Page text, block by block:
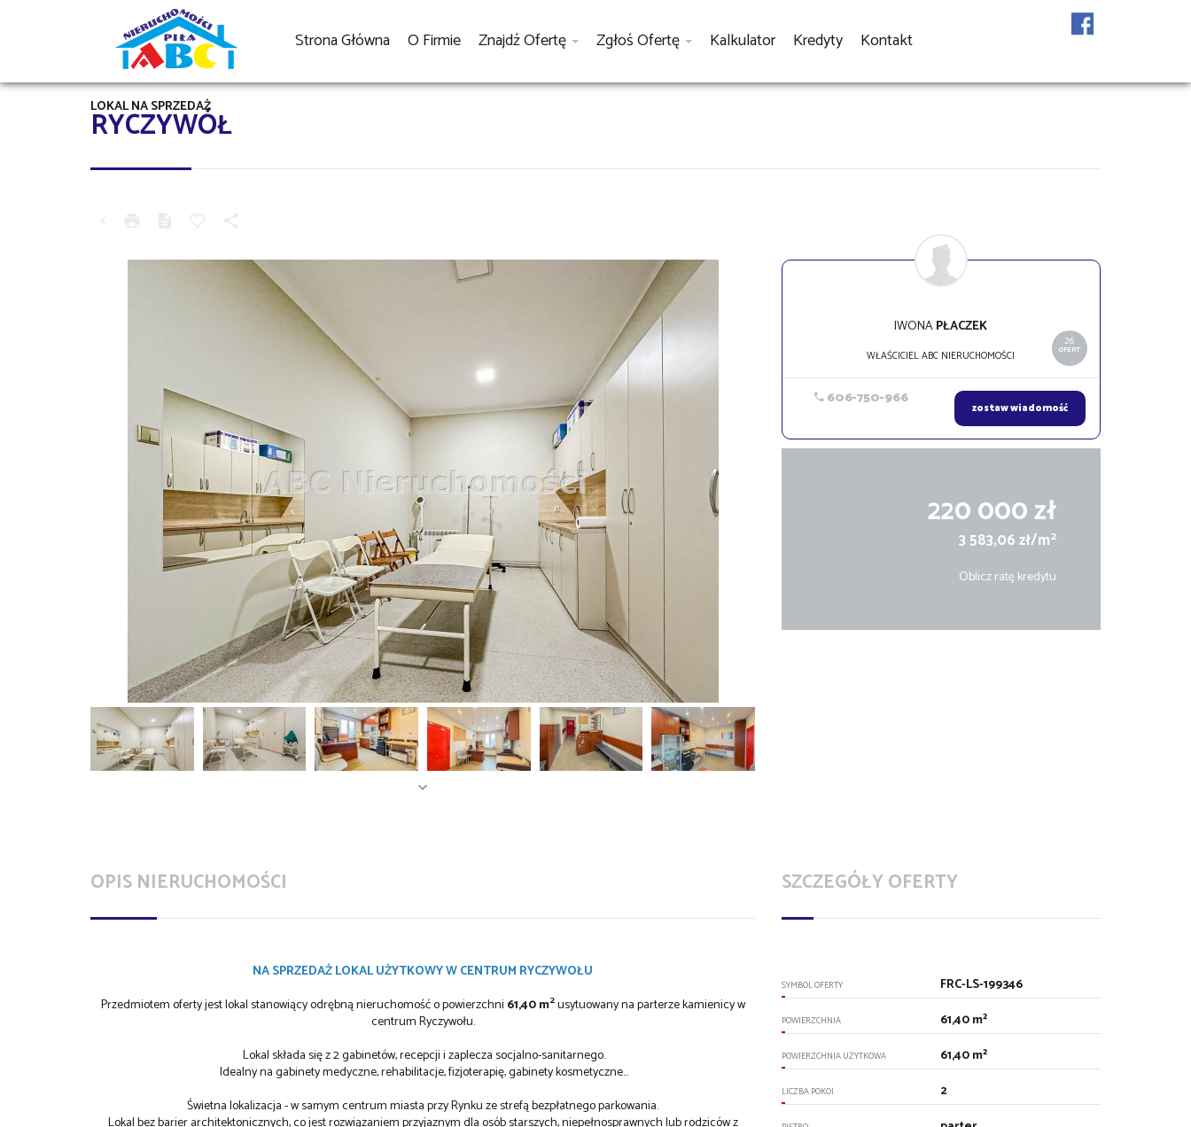
Strona Główna O Firmie Znajdź Ofertę Zgłoś Ofertę Kalkulator Kredyty Kontakt
RYCZYWÓŁ
LOKAL NA SPRZEDAŻ
26
OFERT
IWONAPŁACZEK
WŁAŚCICIEL ABC NIERUCHOMOŚCI
606-750-966 zostaw wiadomość
220 000 zł
3 583,06 zł/m2
Oblicz ratę kredytu
OPIS NIERUCHOMOŚCI
NA SPRZEDAŻ LOKAL UŻYTKOWY W CENTRUM RYCZYWOŁU
Przedmiotem oferty jest lokal stanowiący odrębną nieruchomość o powierzchni 61,40 m2usytuowany na parterze kamienicy w
centrum Ryczywołu.
Lokal składa się z 2 gabinetów, recepcji i zaplecza socjalno-sanitarnego.
Idealny na gabinety medyczne, rehabilitacje, fizjoterapię, gabinety kosmetyczne...
Świetna lokalizacja - w samym centrum miasta przy Rynku ze strefą bezpłatnego parkowania.
Lokal bez barier architektonicznych, co jest rozwiązaniem przyjaznym dla osób starszych, niepełnosprawnych lub rodziców z
SZCZEGÓŁY OFERTY
SYMBOL OFERTY FRC-LS-199346
POWIERZCHNIA 61,40 m²
POWIERZCHNIA UŻYTKOWA 61,40 m²
LICZBA POKOI 2